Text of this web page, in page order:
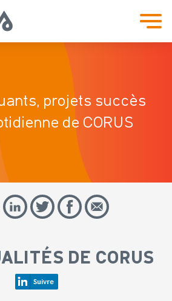
projets succès
de CORUS
DE CORUS